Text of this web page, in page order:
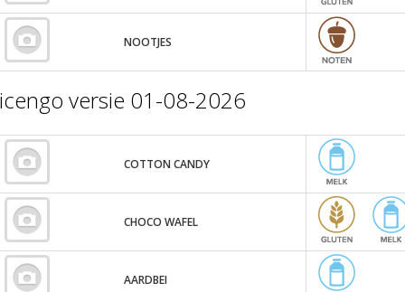
NOOTJES
icengo versie 01-08-2026
COTTON CANDY
CHOCO WAFEL
AARDBEI